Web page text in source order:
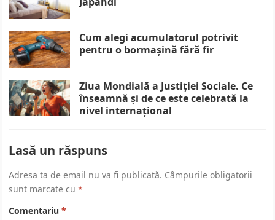
Cum alegi acumulatorul potrivit
pentru o bormașină fără fir
Ziua Mondială a Justiției Sociale. Ce
înseamnă și de ce este celebrată la
nivel internațional
Lasă un răspuns
Adresa ta de email nu va fi publicată. Câmpurile obligatorii
sunt marcate cu*
Comentariu*